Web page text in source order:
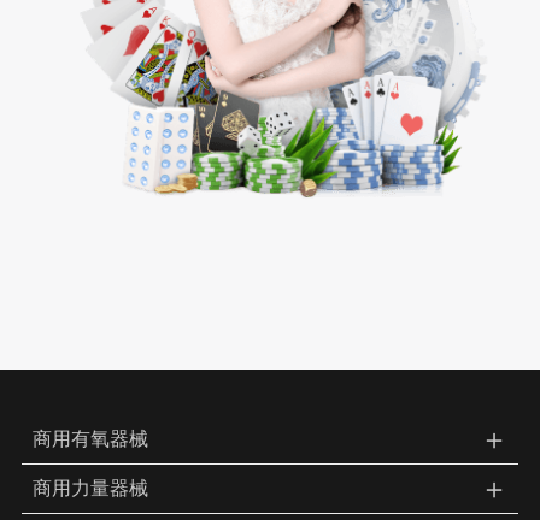
商用有氧器械 ＋
商用力量器械 ＋